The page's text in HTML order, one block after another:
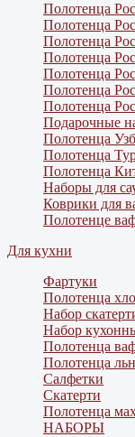
Полотенца
Полотенца
Полотенца
Полотенца
Полотенца
Полотенца
Полотенца
Подарочные
Полотенца
Полотенца
Полотенца
Наборы для
Коврики для
Полотенце
Для кухни
Фартуки
Полотенца
Набор
Набор
Полотенца
Полотенца
Салфетки
Скатерти
Полотенца
НАБОРЫ